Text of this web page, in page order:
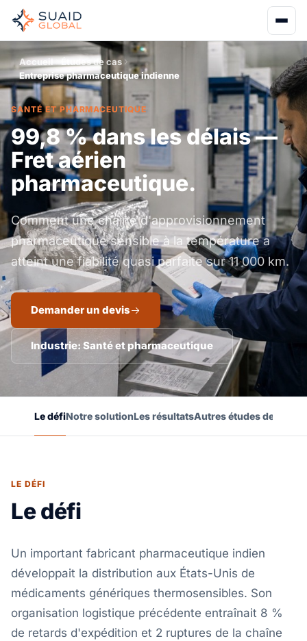
Accueil
Études de cas
Entreprise pharmaceutique indienne
SANTÉ ET PHARMACEUTIQUE
99,8 % dans les délais —
Fret aérien
pharmaceutique.
Comment une chaîne d'approvisionnement
pharmaceutique sensible à la température a
atteint une fiabilité quasi parfaite sur 11 000 km.
Demander un devis
Industrie: Santé et pharmaceutique
Le défiNotre solutionLes résultatsAutres études de cas
LE DÉFI
Le défi
Un important fabricant pharmaceutique indien
développait la distribution aux États-Unis de
médicaments génériques thermosensibles. Son
organisation logistique précédente entraînait 8 %
de retards d'expédition et 2 ruptures de la chaîne